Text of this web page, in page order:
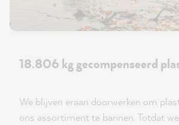
18.806 kg gecompenseerd
We blijven eraan doorwerken om
ons assortiment te bannen. Totdat